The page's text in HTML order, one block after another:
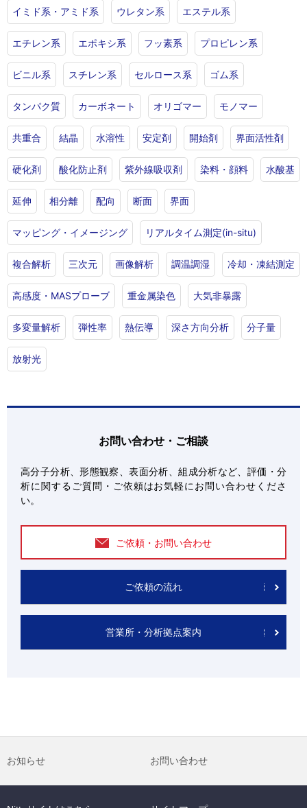
イミド系・アミド系 ウレタン系 エステル系
エチレン系 エポキシ系 フッ素系 プロピレン系
ビニル系 スチレン系 セルロース系 ゴム系
タンパク質 カーボネート オリゴマー モノマー
共重合 結晶 水溶性 安定剤 開始剤 界面活性剤
硬化剤 酸化防止剤 紫外線吸収剤 染料・顔料 水酸基
延伸 相分離 配向 断面 界面
マッピング・イメージング リアルタイム測定(in-situ)
複合解析 三次元 画像解析 調温調湿 冷却・凍結測定
高感度・MASプローブ 重金属染色 大気非暴露
多変量解析 弾性率 熱伝導 深さ方向分析 分子量
放射光
お問い合わせ・ご相談
高分子分析、形態観察、表面分析、組成分析など、評価・分
析に関するご質問・ご依頼はお気軽にお問い合わせくださ
い。
ご依頼・お問い合わせ
ご依頼の流れ
営業所・分析拠点案内
お知らせ お問い合わせ